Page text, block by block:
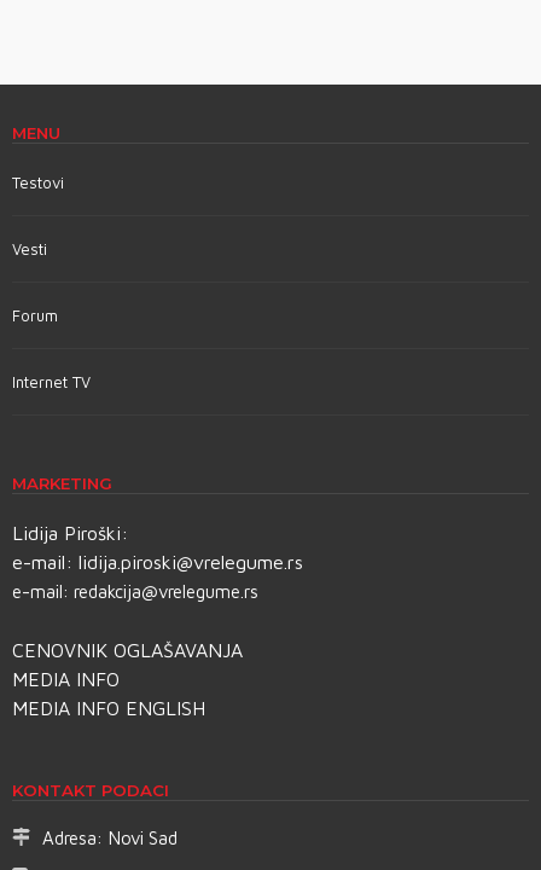
MENU
Testovi
Vesti
Forum
Internet TV
MARKETING
Lidija Piroški:
e-mail: lidija.piroski@vrelegume.rs
e-mail: redakcija@vrelegume.rs
CENOVNIK OGLAŠAVANJA
MEDIA INFO
MEDIA INFO ENGLISH
KONTAKT PODACI
Adresa: Novi Sad